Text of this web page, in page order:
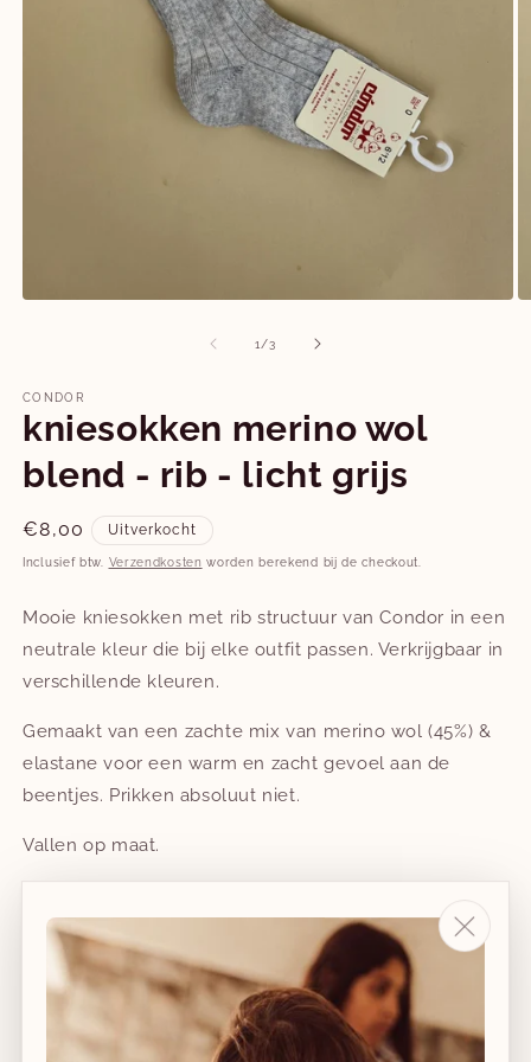
1 /van
3
CONDOR
kniesokken merino wol
blend - rib - licht grijs
Normale
prijs
€8,00 Uitverkocht
Inclusief btw. Verzendkosten worden berekend bij de checkout.
Mooie kniesokken met rib structuur van Condor in een
neutrale kleur die bij elke outfit passen. Verkrijgbaar in
verschillende kleuren.
Gemaakt van een zachte mix van merino wol (45%) &
elastane voor een warm en zacht gevoel aan de
beentjes. Prikken absoluut niet.
Vallen op maat.
Sizing:
Maat 2 = 2 (=1/2Y=19-22)
Maat 4 (=3/4Y=23-26)